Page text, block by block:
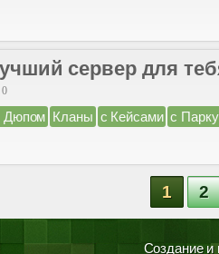
сервер для
Дюпом Кланы с Кейсами с
1 2
Создание и